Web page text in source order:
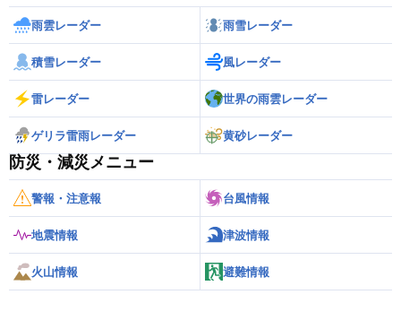
雨雲レーダー 雨雪レーダー
積雪レーダー 風レーダー
雷レーダー 世界の雨雲レーダー
ゲリラ雷雨レーダー 黄砂レーダー
防災・減災メニュー
警報・注意報 台風情報
地震情報 津波情報
火山情報 避難情報